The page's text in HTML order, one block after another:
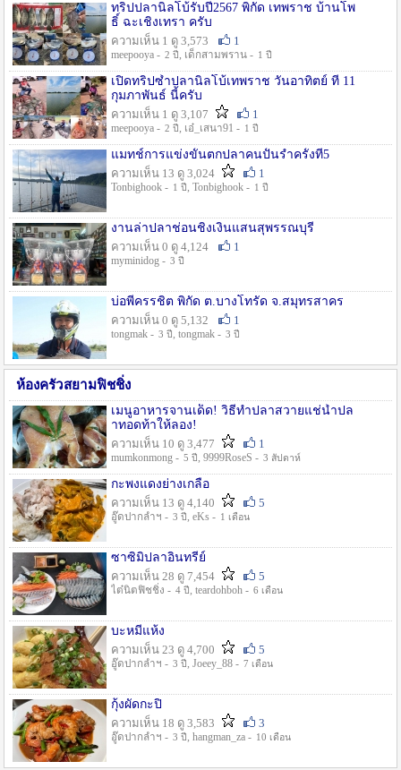
ทริปปลานิลโบ้รับปี2567 พิกัด เทพราช บ้านโพ
ธิ์ ฉะเชิงเทรา ครับ
ความเห็น 1 ดู 3,573
1
meepooya - 2 ปี , เด็กสามพราน - 1 ปี
เปิดทริปซ้ำปลานิลโบ้เทพราช วันอาทิตย์ ที่ 11
กุมภาพันธ์ นี้ครับ
ความเห็น 1 ดู 3,107
1
meepooya - 2 ปี , เอ๋_เสนา91 - 1 ปี
แมทช์การแข่งขั้นตกปลาคนปั้นรำครั้งที่5
ความเห็น 13 ดู 3,024
1
Tonbighook - 1 ปี , Tonbighook - 1 ปี
งานล่าปลาช่อนชิงเงินแสนสุพรรณบุรี
ความเห็น 0 ดู 4,124
1
myminidog - 3 ปี
บ่อพี่ครรชิต พิกัด ต.บางโทรัด จ.สมุทรสาคร
ความเห็น 0 ดู 5,132
1
tongmak - 3 ปี , tongmak - 3 ปี
ห้องครัวสยามฟิชชิ่ง
เมนูอาหารจานเด็ด! วิธีทำปลาสวายแช่น้ำปล
าทอดท้าให้ลอง!
ความเห็น 10 ดู 3,477
1
mumkonmong - 5 ปี , 9999RoseS - 3 สัปดาห์
กะพงแดงย่างเกลือ
ความเห็น 13 ดู 4,140
5
อู๊ดปากลำฯ - 3 ปี , eKs - 1 เดือน
ซาซิมิปลาอินทรีย์
ความเห็น 28 ดู 7,454
5
ไต๋นิตฟิชชิ่ง - 4 ปี , teardohboh - 6 เดือน
บะหมี่แห้ง
ความเห็น 23 ดู 4,700
5
อู๊ดปากลำฯ - 3 ปี , Joeey_88 - 7 เดือน
กุ้งผัดกะปิ
ความเห็น 18 ดู 3,583
3
อู๊ดปากลำฯ - 3 ปี , hangman_za - 10 เดือน